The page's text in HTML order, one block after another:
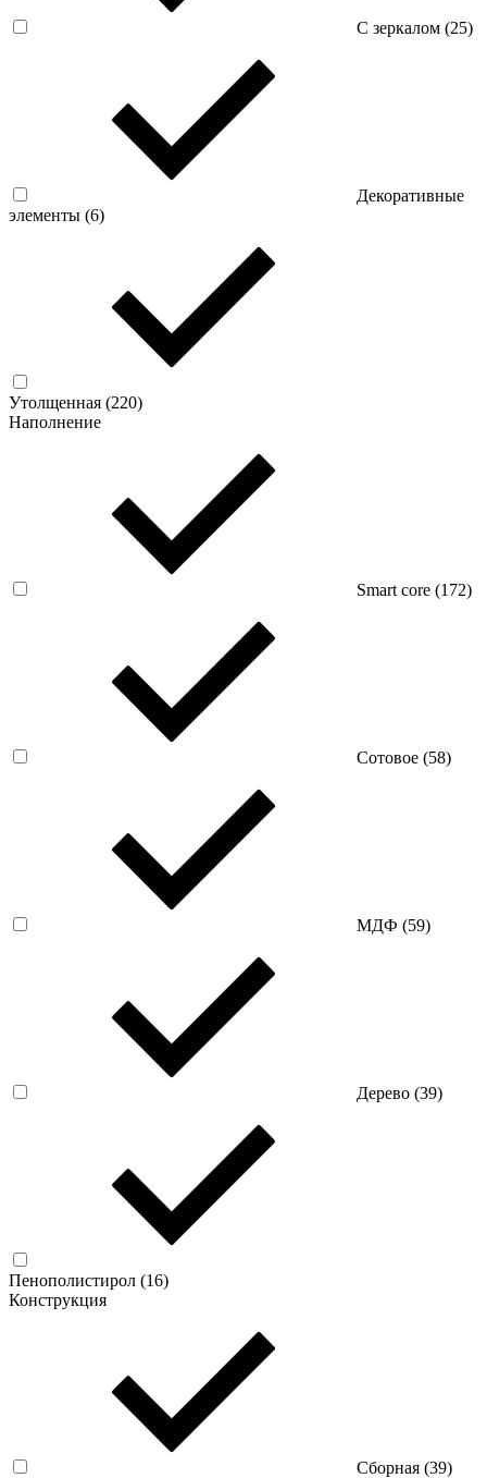
С зеркалом (25)
Декоративные
элементы (6)
Утолщенная (220)
Наполнение
Smart core (172)
Сотовое (58)
МДФ (59)
Дерево (39)
Пенополистирол (16)
Конструкция
Сборная (39)